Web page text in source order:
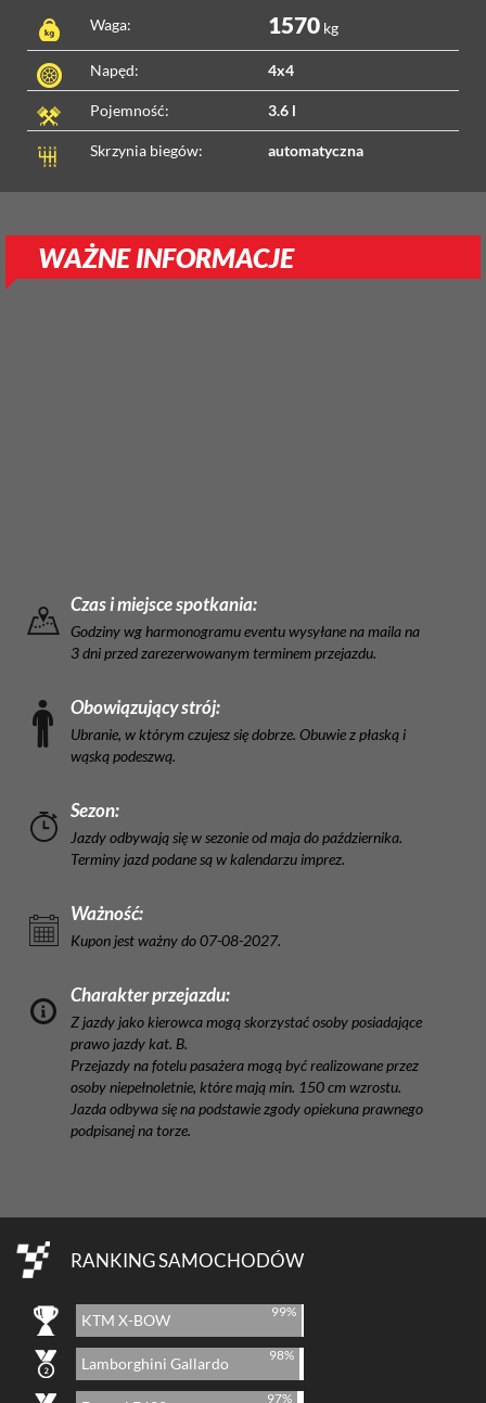
Waga: 1570 kg
Napęd: 4x4
Pojemność: 3.6 l
Skrzynia biegów: automatyczna
WAŻNE INFORMACJE
Czas i miejsce spotkania:
Godziny wg harmonogramu eventu wysyłane na maila na
3 dni przed zarezerwowanym terminem przejazdu.
Obowiązujący strój:
Ubranie, w którym czujesz się dobrze. Obuwie z płaską i
wąską podeszwą.
Sezon:
Jazdy odbywają się w sezonie od maja do października.
Terminy jazd podane są w kalendarzu imprez.
Ważność:
Kupon jest ważny do 07-08-2027.
Charakter przejazdu:
Z jazdy jako kierowca mogą skorzystać osoby posiadające
prawo jazdy kat. B.
Przejazdy na fotelu pasażera mogą być realizowane przez
osoby niepełnoletnie, które mają min. 150 cm wzrostu.
Jazda odbywa się na podstawie zgody opiekuna prawnego
podpisanej na torze.
RANKING SAMOCHODÓW
99%
KTM X-BOW
98%
Lamborghini Gallardo
97%